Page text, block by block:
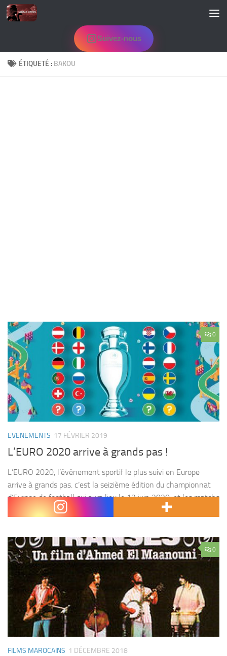
Skip to content
Suivez-nous
ÉTIQUETÉ : BAKOU
0
EVENEMENTS 17 FÉVRIER 2019
L’EURO 2020 arrive à grands pas !
L’EURO 2020, l’événement sportif le plus suivi en Europe
arrive à grands pas. c’est la seizième édition du championnat
d’Europe de football qui aura lieu le 12 juin 2020, et les matchs
se dérouleront...
0
FILMS MAROCAINS 1 DÉCEMBRE 2018